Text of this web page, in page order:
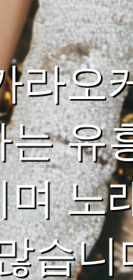
라오
유
노
습니